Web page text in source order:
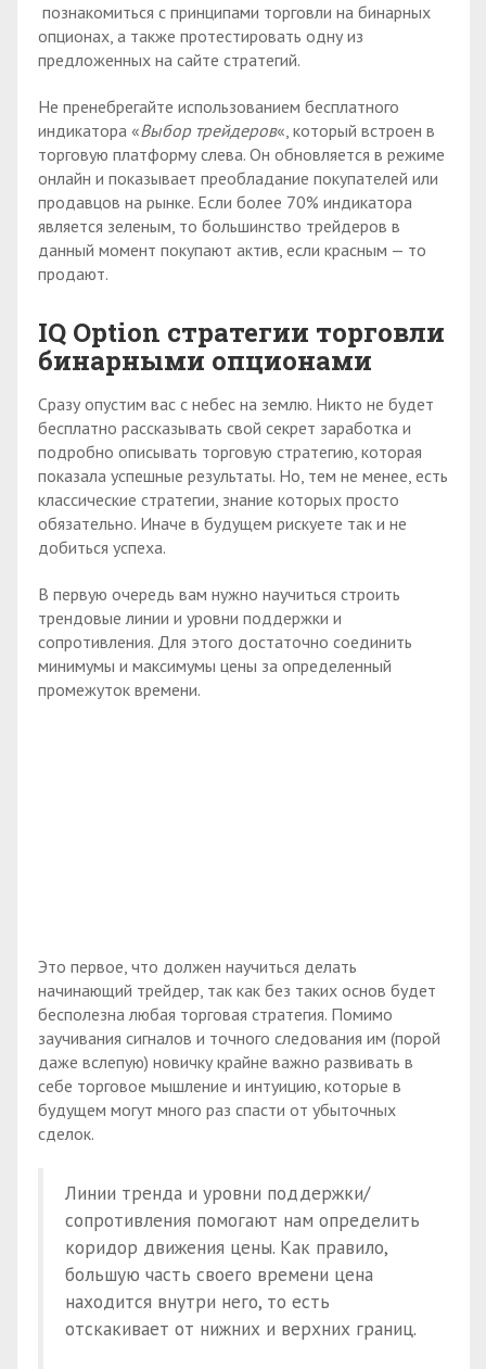
познакомиться с принципами торговли на бинарных
опционах, а также протестировать одну из
предложенных на сайте стратегий.
Не пренебрегайте использованием бесплатного
индикатора «Выбор трейдеров«, который встроен в
торговую платформу слева. Он обновляется в режиме
онлайн и показывает преобладание покупателей или
продавцов на рынке. Если более 70% индикатора
является зеленым, то большинство трейдеров в
данный момент покупают актив, если красным — то
продают.
IQ Option стратегии торговли
бинарными опционами
Сразу опустим вас с небес на землю. Никто не будет
бесплатно рассказывать свой секрет заработка и
подробно описывать торговую стратегию, которая
показала успешные результаты. Но, тем не менее, есть
классические стратегии, знание которых просто
обязательно. Иначе в будущем рискуете так и не
добиться успеха.
В первую очередь вам нужно научиться строить
трендовые линии и уровни поддержки и
сопротивления. Для этого достаточно соединить
минимумы и максимумы цены за определенный
промежуток времени.
Это первое, что должен научиться делать
начинающий трейдер, так как без таких основ будет
бесполезна любая торговая стратегия. Помимо
заучивания сигналов и точного следования им (порой
даже вслепую) новичку крайне важно развивать в
себе торговое мышление и интуицию, которые в
будущем могут много раз спасти от убыточных
сделок.
Линии тренда и уровни поддержки/
сопротивления помогают нам определить
коридор движения цены. Как правило,
большую часть своего времени цена
находится внутри него, то есть
отскакивает от нижних и верхних границ.